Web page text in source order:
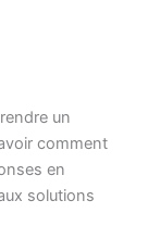
un
comment
en
solutions